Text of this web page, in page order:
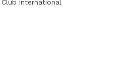
Club international